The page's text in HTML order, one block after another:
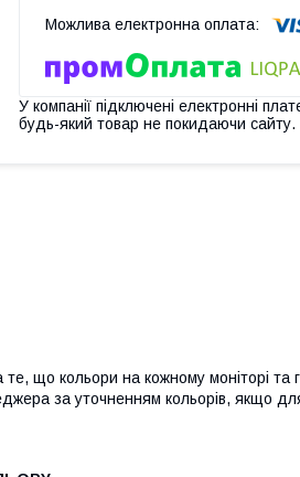
У компанії підключені електронні
будь-який товар не покидаючи сайту.
що кольори на кожному моніторі та
за уточненням кольорів, якщо